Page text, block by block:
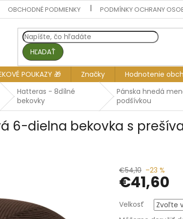
OBCHODNÉ PODMIENKY PODMÍNKY OCHRANY
HĽADAŤ
POUKAZY 🎁 Značky Hodnotenie
Hatteras - 8dílné
bekovky
Pánska hnedá
podšívkou
6-dielna bekovka s
€54,10 –23 %
€41,60
Jednotková
cena:
Velkosť